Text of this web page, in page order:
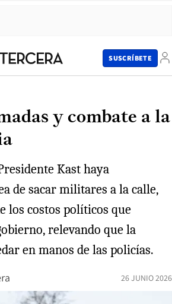
SUSCRÍBETE
y combate a la
Kast haya
de sacar militares a la calle,
los costos políticos que
relevando que la
en manos de las policías.
26 JUNIO 2026